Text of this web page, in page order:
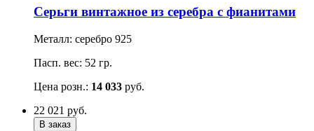
Серьги винтажное из серебра с фианитами
Металл: серебро 925
Пасп. вес: 52 гр.
Цена розн.: 14 033 руб.
22 021 руб.